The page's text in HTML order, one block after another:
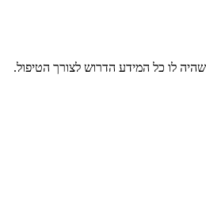
לו כל המידע הדרוש לצורך הטיפול.